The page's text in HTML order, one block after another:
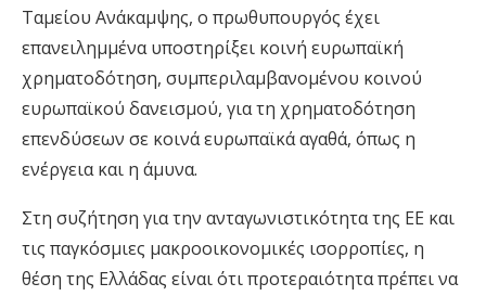
Ταμείου Ανάκαμψης, ο πρωθυπουργός έχει
επανειλημμένα υποστηρίξει κοινή ευρωπαϊκή
χρηματοδότηση, συμπεριλαμβανομένου κοινού
ευρωπαϊκού δανεισμού, για τη χρηματοδότηση
επενδύσεων σε κοινά ευρωπαϊκά αγαθά, όπως η
ενέργεια και η άμυνα.
Στη συζήτηση για την ανταγωνιστικότητα της ΕΕ και
τις παγκόσμιες μακροοικονομικές ισορροπίες, η
θέση της Ελλάδας είναι ότι προτεραιότητα πρέπει να